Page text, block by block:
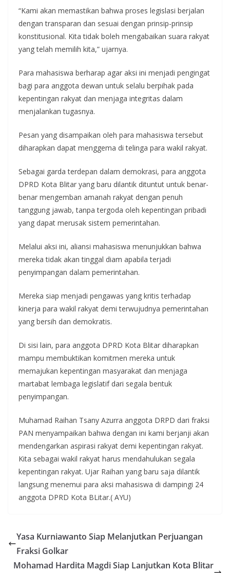
“Kami akan memastikan bahwa proses legislasi berjalan
dengan transparan dan sesuai dengan prinsip-prinsip
konstitusional. Kita tidak boleh mengabaikan suara rakyat
yang telah memilih kita,” ujarnya.
Para mahasiswa berharap agar aksi ini menjadi pengingat
bagi para anggota dewan untuk selalu berpihak pada
kepentingan rakyat dan menjaga integritas dalam
menjalankan tugasnya.
Pesan yang disampaikan oleh para mahasiswa tersebut
diharapkan dapat menggema di telinga para wakil rakyat.
Sebagai garda terdepan dalam demokrasi, para anggota
DPRD Kota Blitar yang baru dilantik dituntut untuk benar-
benar mengemban amanah rakyat dengan penuh
tanggung jawab, tanpa tergoda oleh kepentingan pribadi
yang dapat merusak sistem pemerintahan.
Melalui aksi ini, aliansi mahasiswa menunjukkan bahwa
mereka tidak akan tinggal diam apabila terjadi
penyimpangan dalam pemerintahan.
Mereka siap menjadi pengawas yang kritis terhadap
kinerja para wakil rakyat demi terwujudnya pemerintahan
yang bersih dan demokratis.
Di sisi lain, para anggota DPRD Kota Blitar diharapkan
mampu membuktikan komitmen mereka untuk
memajukan kepentingan masyarakat dan menjaga
martabat lembaga legislatif dari segala bentuk
penyimpangan.
Muhamad Raihan Tsany Azurra anggota DRPD dari fraksi
PAN menyampaikan bahwa dengan ini kami berjanji akan
mendengarkan aspirasi rakyat demi kepentingan rakyat.
Kita sebagai wakil rakyat harus mendahulukan segala
kepentingan rakyat. Ujar Raihan yang baru saja dilantik
langsung menemui para aksi mahasiswa di dampingi 24
anggota DPRD Kota BLitar.( AYU)
Yasa Kurniawanto Siap Melanjutkan Perjuangan
Fraksi Golkar
Mohamad Hardita Magdi Siap Lanjutkan Kota Blitar